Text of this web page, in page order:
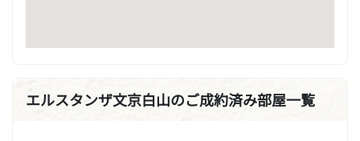
エルスタンザ文京白山のご成約済み部屋一覧